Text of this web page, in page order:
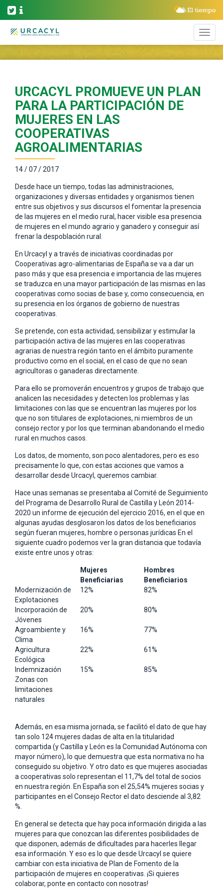
URCACYL PROMUEVE UN PLAN
PARA LA PARTICIPACIÓN DE
MUJERES EN LAS
COOPERATIVAS
AGROALIMENTARIAS
14 / 07 / 2017
Desde hace un tiempo, todas las administraciones,
organizaciones y diversas entidades y organismos tienen
entre sus objetivos y sus discursos el fomentar la presencia
de las mujeres en el medio rural, hacer visible esa presencia
de mujeres en el mundo agrario y ganadero y conseguir así
frenar la despoblación rural.
En Urcacyl y a través de iniciativas coordinadas por
Cooperativas agro-alimentarias de España se va a dar un
paso más y que esa presencia e importancia de las mujeres
se traduzca en una mayor participación de las mismas en las
cooperativas como socias de base y, como consecuencia, en
su presencia en los órganos de gobierno de nuestras
cooperativas.
Se pretende, con esta actividad, sensibilizar y estimular la
participación activa de las mujeres en las cooperativas
agrarias de nuestra región tanto en el ámbito puramente
productivo como en el social, en el caso de que no sean
agricultoras o ganaderas directamente.
Para ello se promoverán encuentros y grupos de trabajo que
analicen las necesidades y detecten los problemas y las
limitaciones con las que se encuentran las mujeres por los
que no son titulares de explotaciones, ni miembros de un
consejo rector y por los que terminan abandonando el medio
rural en muchos casos.
Los datos, de momento, son poco alentadores, pero es eso
precisamente lo que, con estas acciones que vamos a
desarrollar desde Urcacyl, queremos cambiar.
Hace unas semanas se presentaba al Comité de Seguimiento
del Programa de Desarrollo Rural de Castilla y León 2014-
2020 un informe de ejecución del ejercicio 2016, en el que en
algunas ayudas desglosaron los datos de los beneficiarios
según fueran mujeres, hombre o personas jurídicas En el
siguiente cuadro podemos ver la gran distancia que todavía
existe entre unos y otras:
Mujeres
Beneficiarias
Hombres
Beneficiarios
Modernización de
Explotaciones
12% 82%
Incorporación de
Jóvenes
20% 80%
Agroambiente y
Clima
16% 77%
Agricultura
Ecológica
22% 61%
Indemnización
Zonas con
limitaciones
naturales
15% 85%
Además, en esa misma jornada, se facilitó el dato de que hay
tan solo 124 mujeres dadas de alta en la titularidad
compartida (y Castilla y León es la Comunidad Autónoma con
mayor número), lo que demuestra que esta normativa no ha
conseguido su objetivo. Y otro dato es que mujeres asociadas
a cooperativas solo representan el 11,7% del total de socios
en nuestra región. En España son el 25,54% mujeres socias y
participantes en el Consejo Rector el dato desciende al 3,82
%.
En general se detecta que hay poca información dirigida a las
mujeres para que conozcan las diferentes posibilidades de
que disponen, además de dificultades para hacerles llegar
esa información. Y eso es lo que desde Urcacyl se quiere
cambiar con esta iniciativa de Plan de Fomento de la
participación de mujeres en cooperativas. ¡Si quieres
colaborar, ponte en contacto con nosotras!